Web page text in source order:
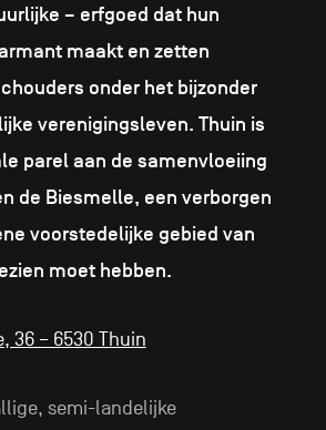
– erfgoed dat hun
maakt en zetten
onder het bijzonder
verenigingsleven. Thuin is
parel aan de samenvloeiing
de Biesmelle, een verborgen
voorstedelijke gebied van
moet hebben.
36 – 6530 Thuin
semi-landelijke